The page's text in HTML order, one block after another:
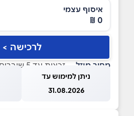
איסוף עצמי
0 ₪
לרכישה >
מחיר מוזל — זכאות עד 5 שוברים לחודש קלנדרי
ניתן למימוש עד
31.08.2026